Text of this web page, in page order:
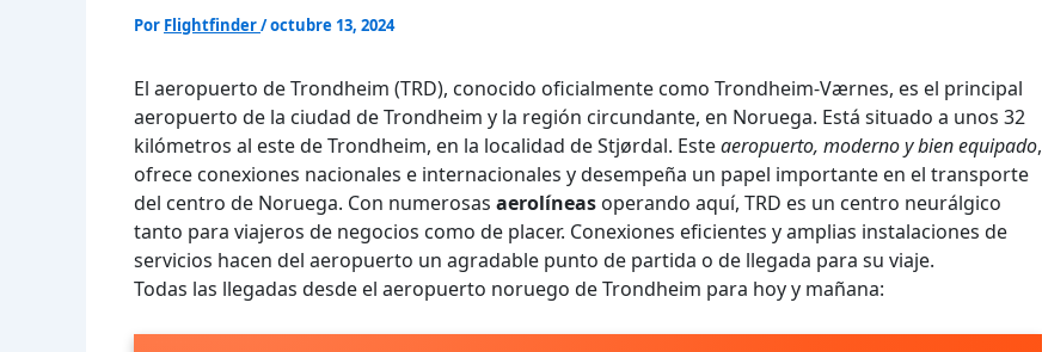
Por Flightfinder/octubre 13, 2024
El aeropuerto de Trondheim (TRD), conocido oficialmente como Trondheim-Værnes, es el principal
aeropuerto de la ciudad de Trondheim y la región circundante, en Noruega. Está situado a unos 32
kilómetros al este de Trondheim, en la localidad de Stjørdal. Esteaeropuerto, moderno y bien equipado,
ofrece conexiones nacionales e internacionales y desempeña un papel importante en el transporte
del centro de Noruega. Con numerosas aerolíneas operando aquí, TRD es un centro neurálgico
tanto para viajeros de negocios como de placer. Conexiones eficientes y amplias instalaciones de
servicios hacen del aeropuerto un agradable punto de partida o de llegada para su viaje.
Todas las llegadas desde el aeropuerto noruego de Trondheim para hoy y mañana: